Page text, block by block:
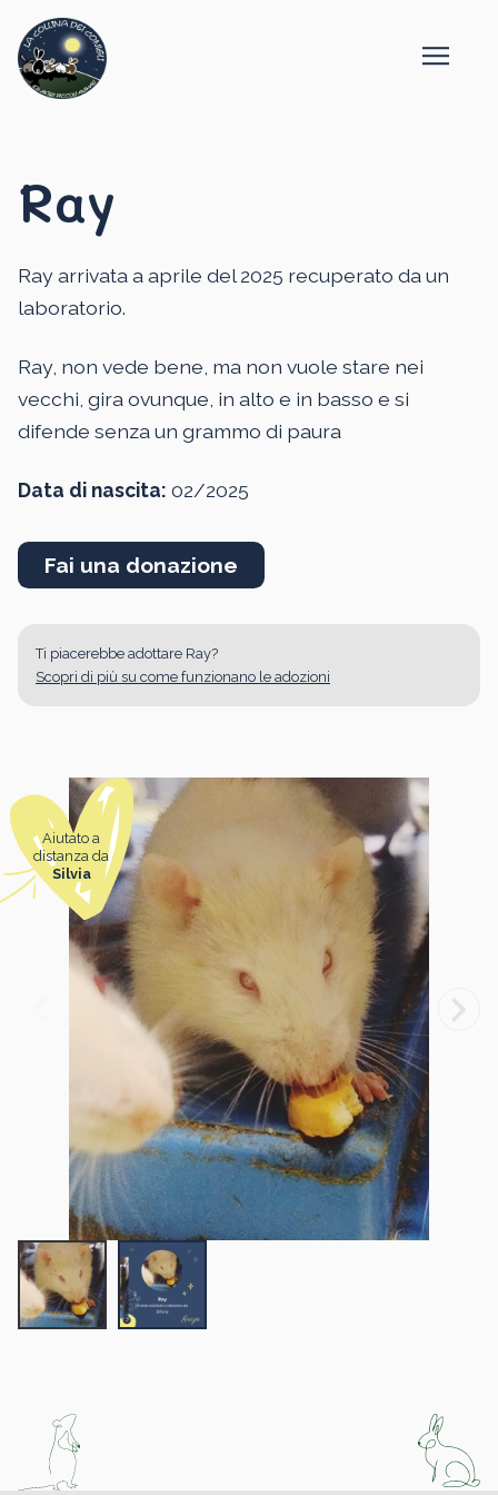
Ray
Ray arrivata a aprile del 2025 recuperato da un
laboratorio.
Ray, non vede bene, ma non vuole stare nei
vecchi, gira ovunque, in alto e in basso e si
difende senza un grammo di paura
Data di nascita: 02/2025
Fai una donazione
Ti piacerebbe adottare Ray?
Scopri di più su come funzionano le adozioni
Aiutato a
distanza da
Silvia